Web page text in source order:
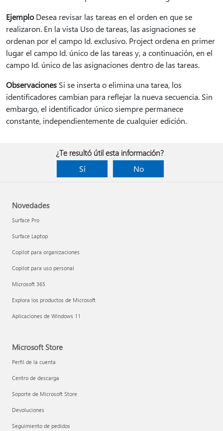
EjemploDesea revisar las tareas en el orden en que se
realizaron. En la vista Uso de tareas, las asignaciones se
ordenan por el campo Id. exclusivo. Project ordena en primer
lugar el campo Id. único de las tareas y, a continuación, en el
campo Id. único de las asignaciones dentro de las tareas.
Observaciones Si se inserta o elimina una tarea, los
identificadores cambian para reflejar la nueva secuencia. Sin
embargo, el identificador único siempre permanece
constante, independientemente de cualquier edición.
¿Te resultó útil esta información?
Sí
No
Novedades
Surface Pro
Surface Laptop
Copilot para organizaciones
Copilot para uso personal
Microsoft 365
Explora los productos de Microsoft
Aplicaciones de Windows 11
Microsoft Store
Perfil de la cuenta
Centro de descarga
Soporte de Microsoft Store
Devoluciones
Seguimiento de pedidos